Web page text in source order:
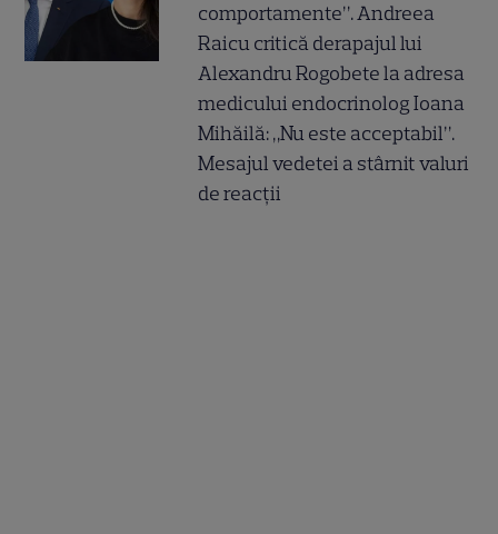
comportamente”. Andreea
Raicu critică derapajul lui
Alexandru Rogobete la adresa
medicului endocrinolog Ioana
Mihăilă: „Nu este acceptabil”.
Mesajul vedetei a stârnit valuri
de reacții